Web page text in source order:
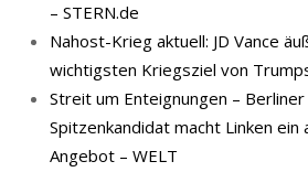
– STERN.de
Nahost-Krieg aktuell: JD Vance
wichtigsten Kriegsziel von
Streit um Enteignungen – Berliner
Spitzenkandidat macht Linken ein
Angebot – WELT